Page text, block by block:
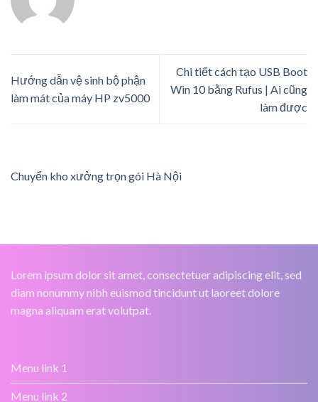
Hướng dẫn vệ sinh bộ phận
làm mát của máy HP zv5000
Chi tiết cách tạo USB Boot
Win 10 bằng Rufus | Ai cũng
làm được
Chuyển kho xưởng trọn gói Hà Nội
Lorem ipsum dolor sit amet, consectetuer adipiscing elit, sed
diam nonummy nibh euismod tincidunt ut laoreet dolore
magna aliquam erat volutpat.
Menu link 1
Menu link 2